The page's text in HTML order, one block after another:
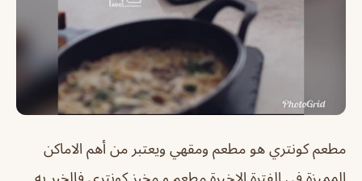
مطعم كونتري هو مطعم ومقهي ويعتبر من أهم الاماكن
المميزة في الفترة الاخيرة مطعم و مخبز كونتري فالخبر به